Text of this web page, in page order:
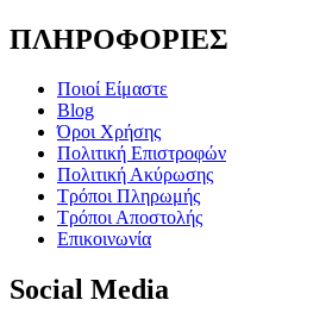
ΠΛΗΡΟΦΟΡΙΕΣ
Ποιοί Είμαστε
Blog
Όροι Χρήσης
Πολιτική Επιστροφών
Πολιτική Ακύρωσης
Τρόποι Πληρωμής
Τρόποι Αποστολής
Επικοινωνία
Social Media